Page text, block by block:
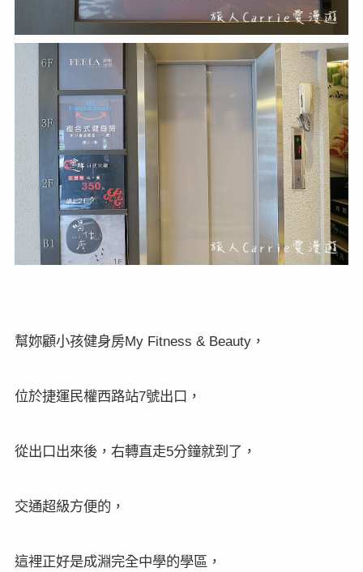
幫妳顧小孩健身房My Fitness & Beauty，
位於捷運民權西路站7號出口，
從出口出來後，右轉直走5分鐘就到了，
交通超級方便的，
這裡正好是成淵完全中學的學區，